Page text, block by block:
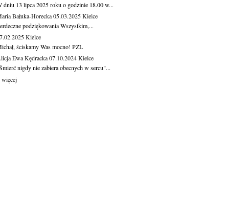
dniu 13 lipca 2025 roku o godzinie 18.00 w...
Bałuka-Horecka05.03.2025Kielce
podziękowania Wszystkim,...
Kielce
ściskamy Was mocno! PZL
Ewa Kędracka07.10.2024Kielce
nigdy nie zabiera obecnych w sercu"...
więcej